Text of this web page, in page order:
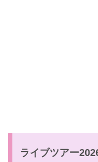
ライブツアー